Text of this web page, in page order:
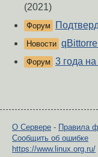
(2021)
Форум
Новости
Форум 3 года
О Сервере - Правила
Сообщить об ошибке
https://www.linux.org.ru/